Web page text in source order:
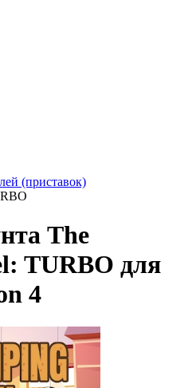
(приставок)
The
TURBO для
4